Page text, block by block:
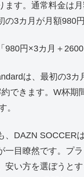
ます。通常料金は
の3カ月が月額980
980円×3カ月＋
は、最初の3
できます。W杯
。
、DAZN SOCCER
一目瞭然です。プ
安い方を選ぼうと